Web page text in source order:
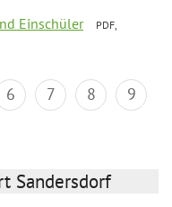
Einschüler
PDF,
6 7 8
9
Sandersdorf